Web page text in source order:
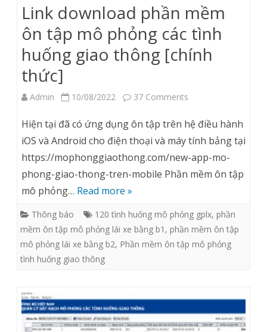
Link download phần mềm
ôn tập mô phỏng các tình
huống giao thông [chính
thức]
Admin 10/08/2022 37 Comments
Link
download
phần
mềm
tập
mô
huống
Hiện tại đã có ứng dụng ôn tập trên hệ điều hành
iOS và Android cho điện thoại và máy tính bảng tại
https://mophonggiaothong.com/new-app-mo-
phong-giao-thong-tren-mobile Phần mềm ôn tập
mô phỏng… Read more »
Thông báo 120 tình huống mô phỏng gplx, phần
mềm ôn tập mô phỏng lái xe bằng b1 , phần mềm ôn tập
mô phỏng lái xe bằng b2, Phần mềm ôn tập mô phỏng
tình huống giao thông